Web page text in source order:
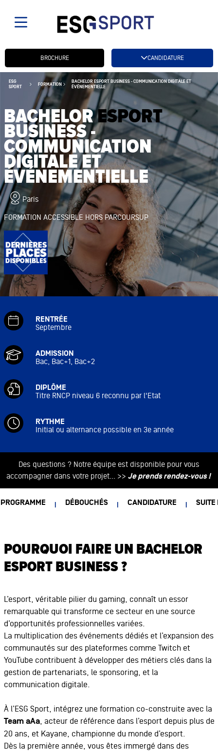
ESG
SPORT
FORMATION
BACHELOR ESPORT BUSINESS - COMMUNICATION DIGITALE ET
ÉVÉNEMENTIELLE
BACHELORESPORT
BUSINESS -
COMMUNICATION
DIGITALE ET
ÉVÉNEMENTIELLE
Paris
FORMATION ACCESSIBLE HORS PARCOURSUP
RENTRÉE
Septembre
ADMISSION
Bac, Bac+1, Bac+2
DIPLÔME
Titre RNCP niveau 6 reconnu par l'Etat
RYTHME
Initial ou alternance possible en 3e année
Des questions ? Notre équipe est disponible pour vous
accompagner dans votre projet... >> Je prends rendez-vous !
PROGRAMME DÉBOUCHÉS CANDIDATURE SUITE
POURQUOI FAIRE UN BACHELOR
ESPORT BUSINESS ?
L’esport, véritable pilier du gaming, connaît un essor
remarquable qui transforme ce secteur en une source
d’opportunités professionnelles variées.
La multiplication des événements dédiés et l’expansion des
communautés sur des plateformes comme Twitch et
YouTube contribuent à développer des métiers clés dans la
gestion de partenariats, le sponsoring, et la
communication digitale.
À l’ESG Sport, intégrez une formation co-construite avec la
Team aAa, acteur de référence dans l’esport depuis plus de
20 ans, et Kayane, championne du monde d’esport.
Dès la première année, vous êtes immergé dans des
CANDIDATURE
Candidatez btnBROCHURE